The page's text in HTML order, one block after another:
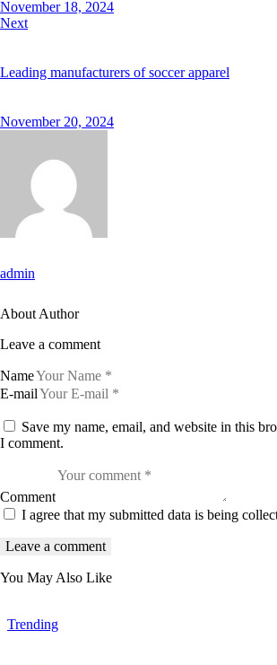
November 18, 2024
Next
Leading manufacturers of soccer apparel
November 20, 2024
admin
About Author
Leave a comment
Name
E-mail
Save my name, email, and website in this
I comment.
Comment
I agree that my submitted data is being
You May Also Like
Trending